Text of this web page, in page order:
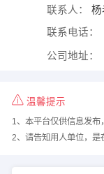
联系人： 杨
联系电话：
公司地址：
温馨提示
1、本平台仅供信息发布
2、请告知用人单位，是